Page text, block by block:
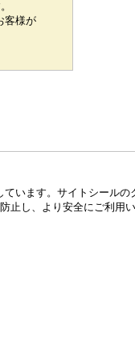
客様が
います。サイトシール
止し、より安全にご利用